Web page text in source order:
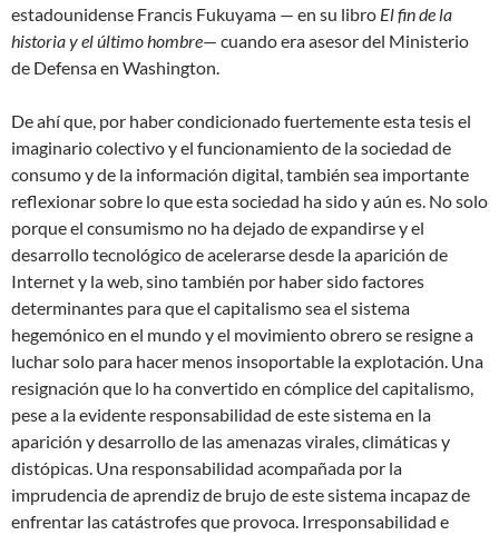
estadounidense Francis Fukuyama — en su libro El fin de la
historia y el último hombre— cuando era asesor del Ministerio
de Defensa en Washington.
De ahí que, por haber condicionado fuertemente esta tesis el
imaginario colectivo y el funcionamiento de la sociedad de
consumo y de la información digital, también sea importante
reflexionar sobre lo que esta sociedad ha sido y aún es. No solo
porque el consumismo no ha dejado de expandirse y el
desarrollo tecnológico de acelerarse desde la aparición de
Internet y la web, sino también por haber sido factores
determinantes para que el capitalismo sea el sistema
hegemónico en el mundo y el movimiento obrero se resigne a
luchar solo para hacer menos insoportable la explotación. Una
resignación que lo ha convertido en cómplice del capitalismo,
pese a la evidente responsabilidad de este sistema en la
aparición y desarrollo de las amenazas virales, climáticas y
distópicas. Una responsabilidad acompañada por la
imprudencia de aprendiz de brujo de este sistema incapaz de
enfrentar las catástrofes que provoca. Irresponsabilidad e